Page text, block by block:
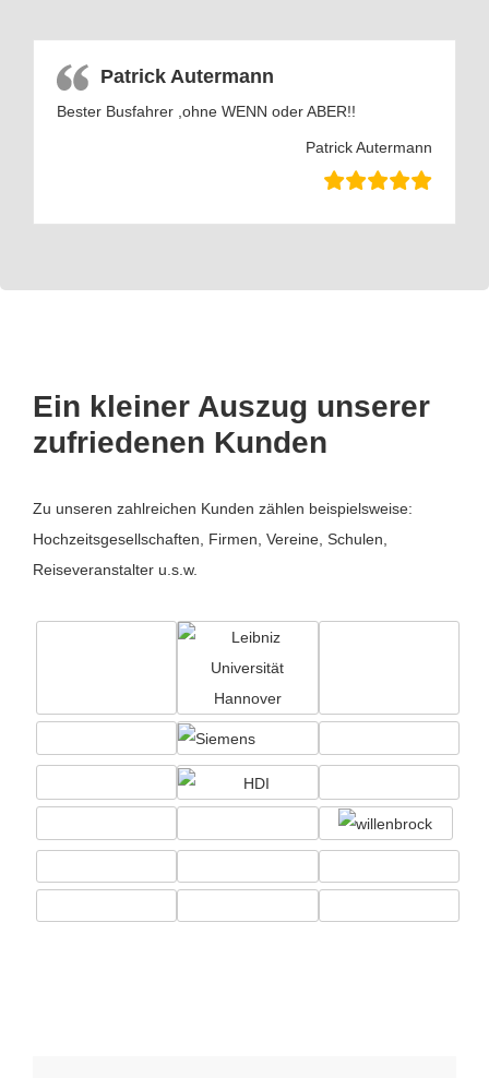
Patrick Autermann
Bester Busfahrer ,ohne WENN oder ABER!!
Patrick Autermann
Ein kleiner Auszug unserer
zufriedenen Kunden
Zu unseren zahlreichen Kunden zählen beispielsweise:
Hochzeitsgesellschaften, Firmen, Vereine, Schulen,
Reiseveranstalter u.s.w.